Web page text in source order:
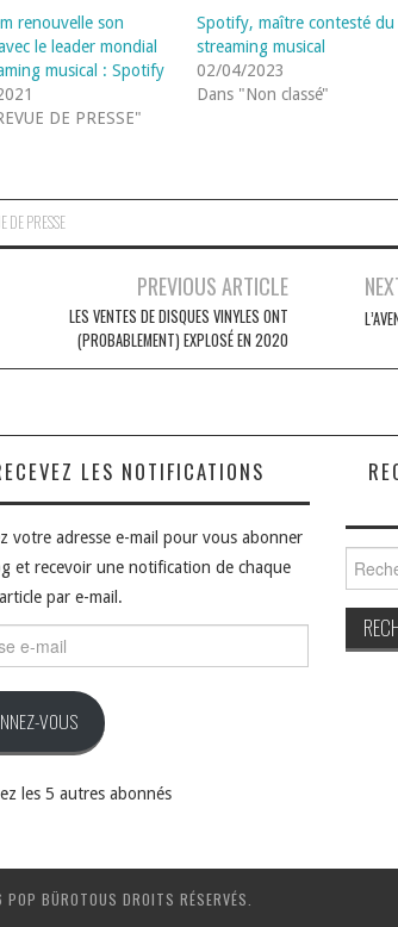
renouvelle son
le leader mondial
musical : Spotify
DE PRESSE"
Spotify, maître contesté du
streaming musical
02/04/2023
Dans "Non classé"
DE PRESSE
PREVIOUS ARTICLE
LES VENTES DE DISQUES VINYLES ONT
(PROBABLEMENT) EXPLOSÉ EN 2020
LES NOTIFICATIONS
votre adresse e-mail pour vous abonner
et recevoir une notification de chaque
par e-mail.
VOUS
les 5 autres abonnés
BÜROTOUS DROITS RÉSERVÉS.